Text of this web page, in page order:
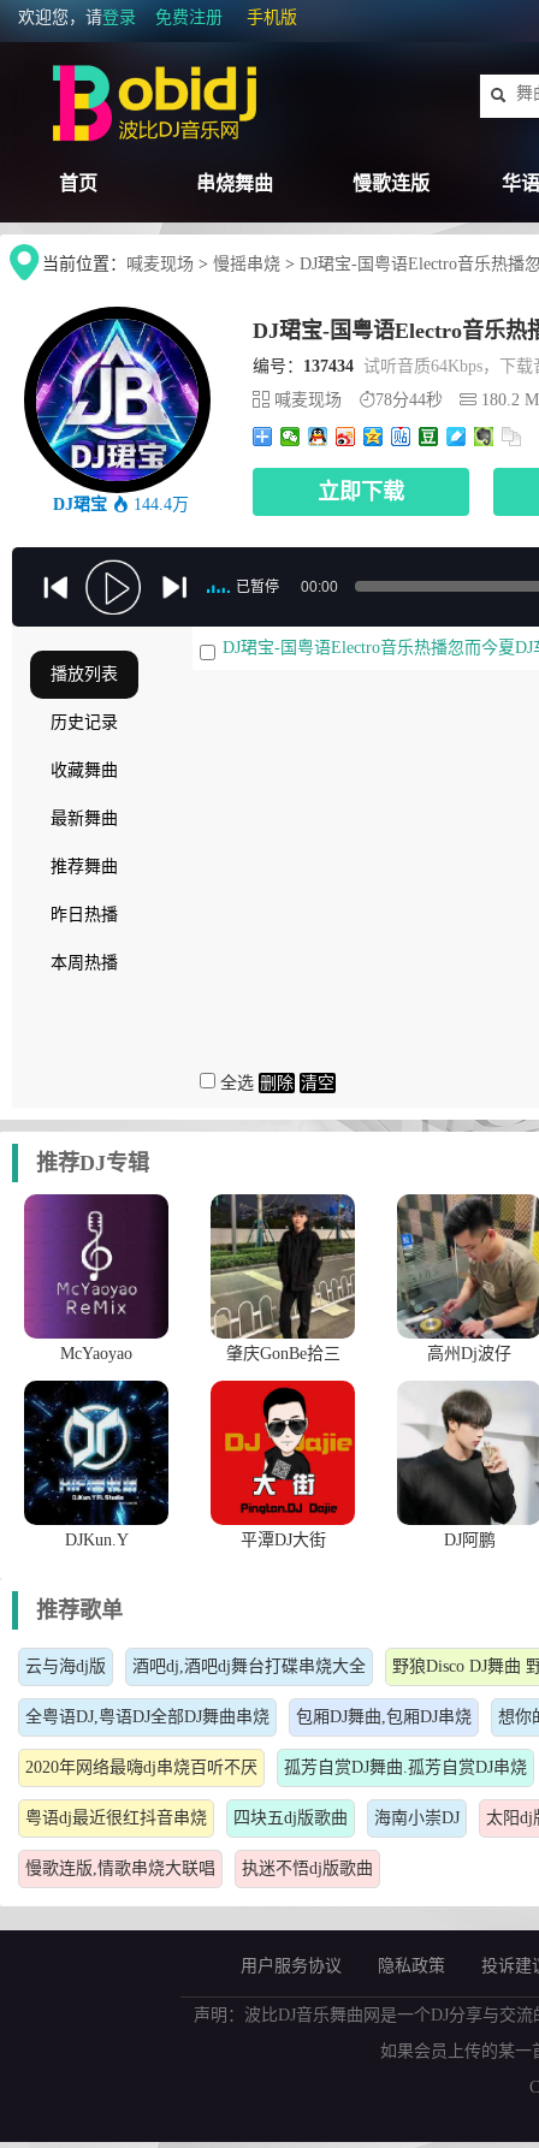
欢迎您，请登录 免费注册 手机版
首页 串烧舞曲 慢歌连版 华
当前位置： 喊麦现场 > 慢摇串烧 > DJ珺宝-国粤语Electro音乐热播
DJ珺宝 144.4万
DJ珺宝-国粤语Electro音乐热
编号： 137434 试听音质64Kbps，下载
喊麦现场
78分44秒 180.2
立即下载
已暂停 00:00
播放列表
历史记录
收藏舞曲
最新舞曲
推荐舞曲
昨日热播
本周热播
DJ珺宝-国粤语Electro音乐热播忽而今夏
全选 删除 清空
推荐DJ专辑
McYaoyao 肇庆GonBe拾三 高州Dj波仔
DJKun.Y 平潭DJ大街 DJ阿鹏
推荐歌单
云与海dj版 酒吧dj,酒吧dj舞台打碟串烧大全 野狼Disco DJ舞曲
全粤语DJ,粤语DJ全部DJ舞曲串烧 包厢DJ舞曲,包厢DJ串烧 想你
2020年网络最嗨dj串烧百听不厌 孤芳自赏DJ舞曲.孤芳自赏DJ串烧
粤语dj最近很红抖音串烧 四块五dj版歌曲 海南小崇DJ 太阳dj
慢歌连版,情歌串烧大联唱 执迷不悟dj版歌曲
用户服务协议 隐私政策 投诉建
声明：波比DJ音乐舞曲网是一个DJ分享与交
如果会员上传的某一